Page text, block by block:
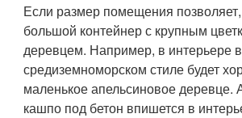
Если размер помещения
большой контейнер с крупным
деревцем. Например, в интерьере в
средиземноморском стиле будет
маленькое апельсиновое деревце.
кашпо под бетон впишется в